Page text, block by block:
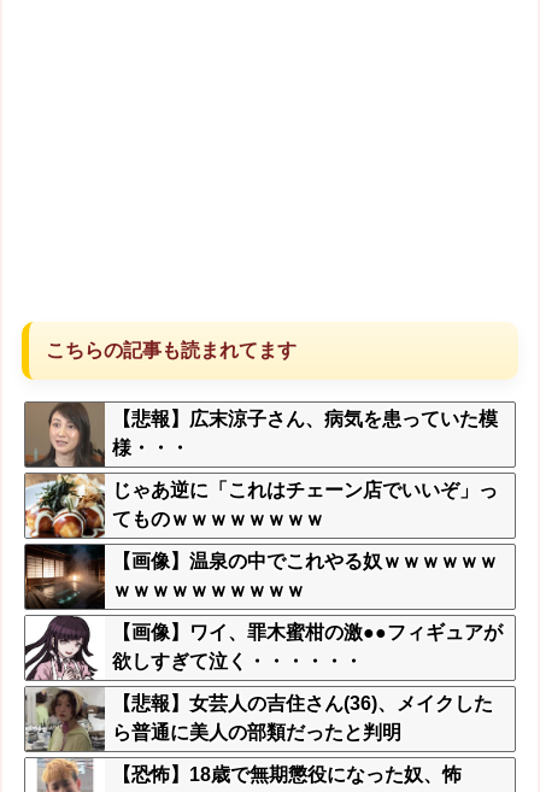
こちらの記事も読まれてます
【悲報】広末涼子さん、病気を患っていた模
様・・・
じゃあ逆に「これはチェーン店でいいぞ」っ
てものｗｗｗｗｗｗｗｗ
【画像】温泉の中でこれやる奴ｗｗｗｗｗｗ
ｗｗｗｗｗｗｗｗｗｗ
【画像】ワイ、罪木蜜柑の激●●フィギュアが
欲しすぎて泣く・・・・・・
【悲報】女芸人の吉住さん(36)、メイクした
ら普通に美人の部類だったと判明
【恐怖】18歳で無期懲役になった奴、怖